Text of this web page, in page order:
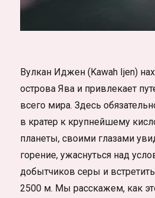
Вулкан Иджен (Kawah Ijen)
острова Ява и привлекает
всего мира. Здесь
в кратер к крупнейшему
планеты, своими глазами
горение, ужаснуться над
добытчиков серы и
2500 м. Мы расскажем, как